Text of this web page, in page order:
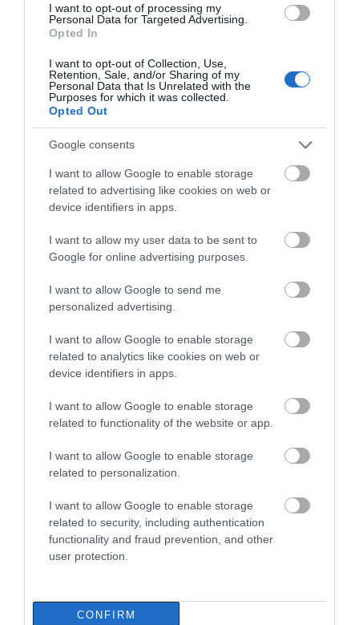
I want to opt-out of processing my
Personal Data for Targeted Advertising.
Opted In
I want to opt-out of Collection, Use,
Retention, Sale, and/or Sharing of my
Personal Data that Is Unrelated with the
Purposes for which it was collected.
Opted Out
Google consents
I want to allow Google to enable storage
related to advertising like cookies on web or
device identifiers in apps.
I want to allow my user data to be sent to
Google for online advertising purposes.
I want to allow Google to send me
personalized advertising.
I want to allow Google to enable storage
related to analytics like cookies on web or
device identifiers in apps.
I want to allow Google to enable storage
related to functionality of the website or app.
I want to allow Google to enable storage
related to personalization.
I want to allow Google to enable storage
related to security, including authentication
functionality and fraud prevention, and other
user protection.
CONFIRM
βροχής στη φωτιά του 2021
08.08.2026 | 09:00
Εορτολόγιο: Ποιοι γιορτάζουν
σήμερα, Σάββατο 8 Αυγούστου
08.08.2026 | 08:40
Καιρός: Πολύ ζέστη σήμερα στην
08.08.2026 | 08:20
Τραγική κατάληξη είχε
η θαλάσσια εκδρομή
για 57χρονο τουρίστα
Αυτοψία στα καμένα:
37 σπίτια κρίθηκαν
κατεδαφιστέα στο
Πόρτο Γερμενό